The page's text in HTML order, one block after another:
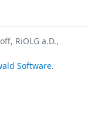
RiOLG a.D.,
Software.